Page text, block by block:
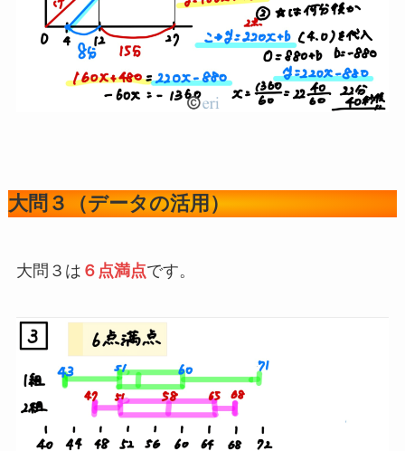
大問３（データの活用）
大問３は ６点満点です。